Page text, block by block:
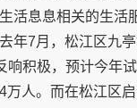
活息息相关的生活
年7月，松江区九
响积极，预计今年
万人。而在松江区